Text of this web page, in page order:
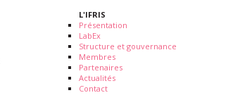
L'IFRIS
Présentation
LabEx
Structure et gouvernance
Membres
Partenaires
Actualités
Contact